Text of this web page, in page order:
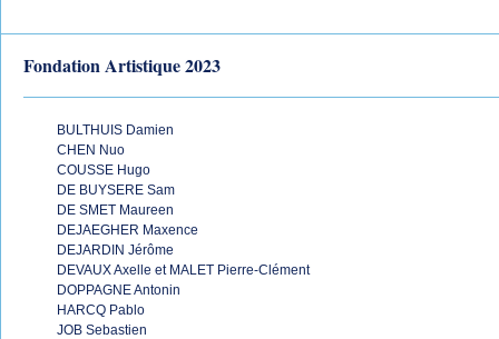
Fondation Artistique 2023
BULTHUIS Damien
CHEN Nuo
COUSSE Hugo
DE BUYSERE Sam
DE SMET Maureen
DEJAEGHER Maxence
DEJARDIN Jérôme
DEVAUX Axelle et MALET Pierre-Clément
DOPPAGNE Antonin
HARCQ Pablo
JOB Sebastien